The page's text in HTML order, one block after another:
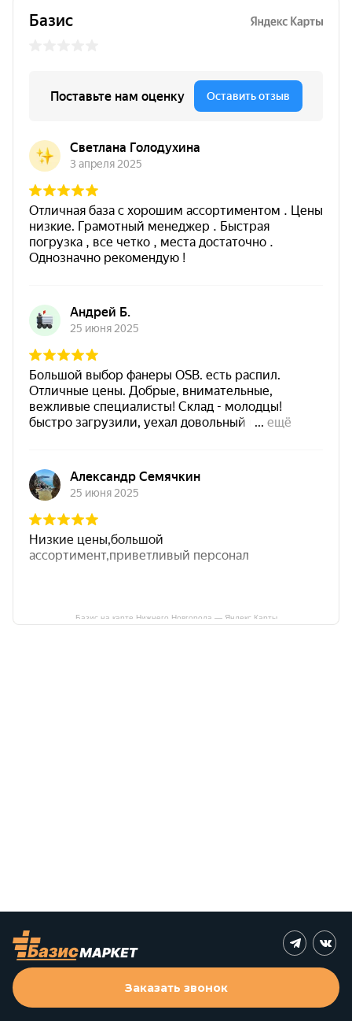
Базис на карте Нижнего Новгорода — Яндекс Карты
Заказать звонок